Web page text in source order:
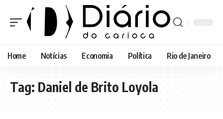
Home Notícias Economia Política Rio de Janeiro
Tag: Daniel de Brito Loyola